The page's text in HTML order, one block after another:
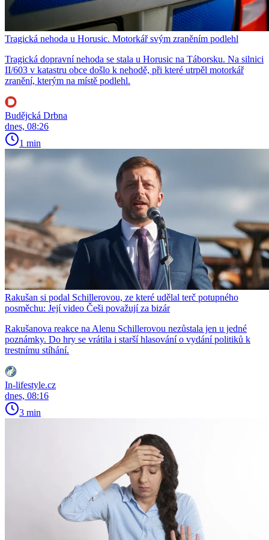
Tragická nehoda u Horusic. Motorkář svým zraněním podlehl
Tragická dopravní nehoda se stala u Horusic na Táborsku. Na silnici
II/603 v katastru obce došlo k nehodě, při které utrpěl motorkář
zranění, kterým na místě podlehl.
Budějcká Drbna
dnes, 08:26
1 min
Rakušan si podal Schillerovou, ze které udělal terč potupného
posměchu: Její video Češi považují za bizár
Rakušanova reakce na Alenu Schillerovou nezůstala jen u jedné
poznámky. Do hry se vrátila i starší hlasování o vydání politiků k
trestnímu stíhání.
In-lifestyle.cz
dnes, 08:16
3 min